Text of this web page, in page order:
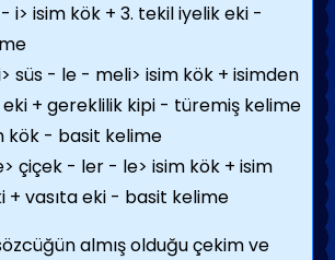
i> isim kök + 3. tekil iyelik eki -
süs - le - meli> isim kök + isimden
eki + gereklilik kipi - türemiş kelime
kök - basit kelime
çiçek - ler - le> isim kök + isim
+ vasıta eki - basit kelime
almış olduğu çekim ve